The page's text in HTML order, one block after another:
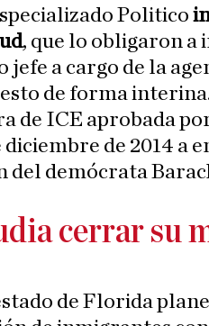
Politico
, que lo obligaron a
jefe a cargo de la
de forma
de ICE aprobada
de 2014 a
demócrata
cerrar su
de Florida